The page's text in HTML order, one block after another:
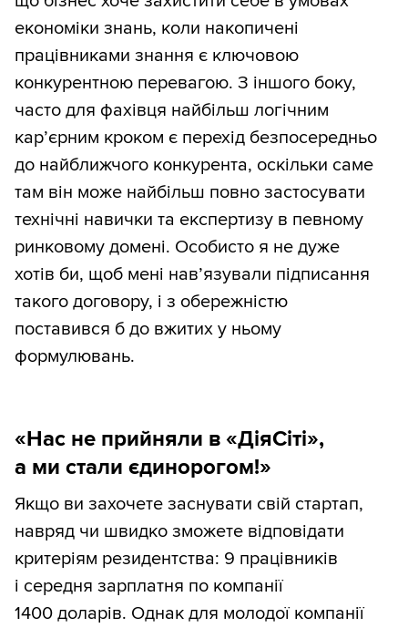
економіки знань, коли накопичені
працівниками знання є ключовою
конкурентною перевагою. З іншого боку,
часто для фахівця найбільш логічним
кар’єрним кроком є перехід безпосередньо
до найближчого конкурента, оскільки саме
там він може найбільш повно застосувати
технічні навички та експертизу в певному
ринковому домені. Особисто я не дуже
хотів би, щоб мені нав’язували підписання
такого договору, і з обережністю
поставився б до вжитих у ньому
формулювань.
«Нас не прийняли в «ДіяСіті»,
а ми стали єдинорогом!»
Якщо ви захочете заснувати свій стартап,
навряд чи швидко зможете відповідати
критеріям резидентства: 9 працівників
і середня зарплатня по компанії
1400 доларів. Однак для молодої компанії